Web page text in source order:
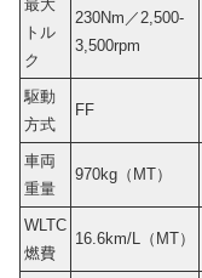
最大
トル
ク
230Nm／2,500-
3,500rpm
駆動
方式
FF
車両
重量
970kg（MT）
WLTC
燃費
16.6km/L（MT）